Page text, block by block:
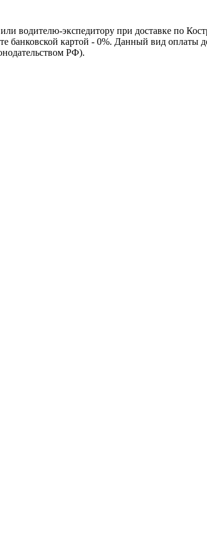
водителю-экспедитору при доставке по
банковской картой - 0%. Данный вид оплаты
РФ).